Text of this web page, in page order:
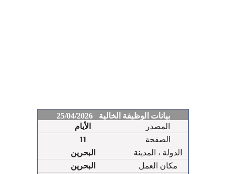
بيانات الوظيفة الخالية 25/04/2026
الأيام
المصدر
11
الصفحة
البحرين
الدولة ، المدينة
البحرين
مكان العمل